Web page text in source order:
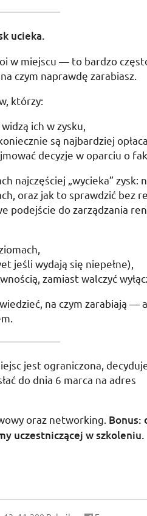
ucieka.
w miejscu — to bardzo
czym naprawdę zarabiasz.
którzy:
ich w zysku,
są najbardziej
decyzje w oparciu o
najczęściej „wycieka” zysk:
oraz jak to sprawdzić bez
podejście do zarządzania
jeśli wydają się niepełne),
zamiast walczyć
na czym zarabiają —
jest ograniczona,
do dnia 6 marca na adres
oraz networking. Bonus:
uczestniczącej w szkoleniu.